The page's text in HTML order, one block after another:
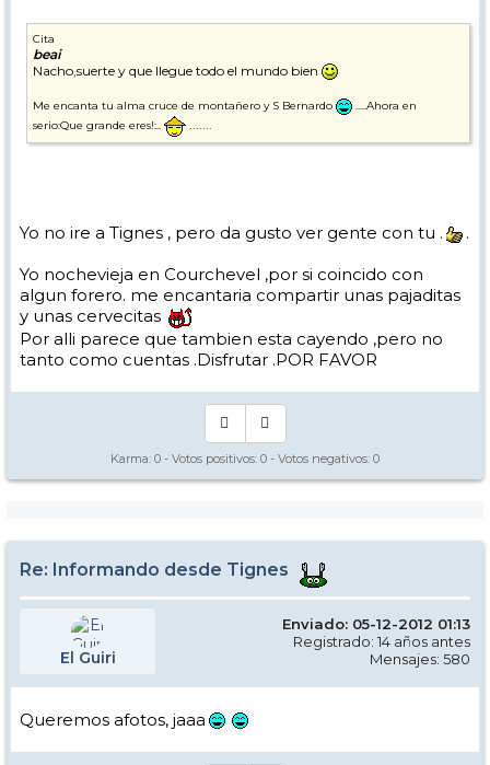
Cita
beai
Nacho,suerte y que llegue todo el mundo bien
Me encanta tu alma cruce de montañero y S Bernardo
.....Ahora en
serio:Que grande eres!:..
Yo no ire a Tignes , pero da gusto ver gente con tu .
.
Yo nochevieja en Courchevel ,por si coincido con
algun forero. me encantaria compartir unas pajaditas
y unas cervecitas
Por alli parece que tambien esta cayendo ,pero no
tanto como cuentas .Disfrutar .POR FAVOR
Karma: 0 - Votos positivos: 0 - Votos negativos: 0
Re: Informando desde Tignes
El Guiri
Enviado: 05-12-2012 01:13
Registrado: 14 años antes
Mensajes: 580
Queremos afotos, jaaa